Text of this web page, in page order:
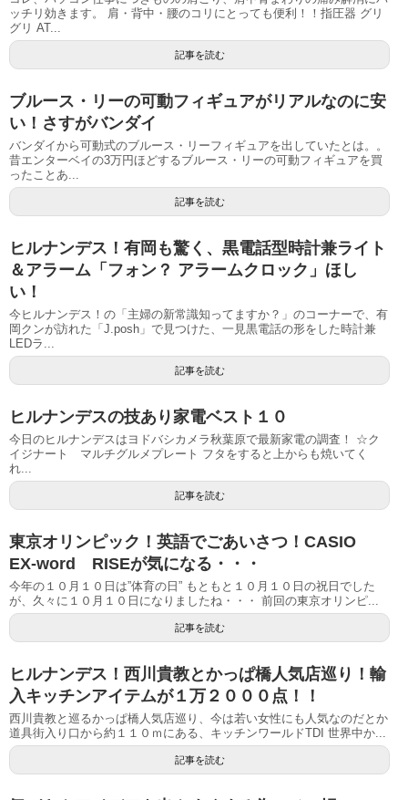
ッチリ効きます。 肩・背中・腰のコリにとっても便利！！指圧器 グリ
グリ AT...
記事を読む
ブルース・リーの可動フィギュアがリアルなのに安
い！さすがバンダイ
バンダイから可動式のブルース・リーフィギュアを出していたとは。。
昔エンターベイの3万円ほどするブルース・リーの可動フィギュアを買
ったことあ...
記事を読む
ヒルナンデス！有岡も驚く、黒電話型時計兼ライト
＆アラーム「フォン？ アラームクロック」ほし
い！
今ヒルナンデス！の「主婦の新常識知ってますか？」のコーナーで、有
岡クンが訪れた「J.posh」で見つけた、一見黒電話の形をした時計兼
LEDラ...
記事を読む
ヒルナンデスの技あり家電ベスト１０
今日のヒルナンデスはヨドバシカメラ秋葉原で最新家電の調査！ ☆ク
イジナート マルチグルメプレート フタをすると上からも焼いてく
れ...
記事を読む
東京オリンピック！英語でごあいさつ！CASIO
EX-word RISEが気になる・・・
今年の１０月１０日は”体育の日” もともと１０月１０日の祝日でした
が、久々に１０月１０日になりましたね・・・ 前回の東京オリンピ...
記事を読む
ヒルナンデス！西川貴教とかっぱ橋人気店巡り！輸
入キッチンアイテムが１万２０００点！！
西川貴教と巡るかっぱ橋人気店巡り、今は若い女性にも人気なのだとか
道具街入り口から約１１０ｍにある、キッチンワールドTDI 世界中か...
記事を読む